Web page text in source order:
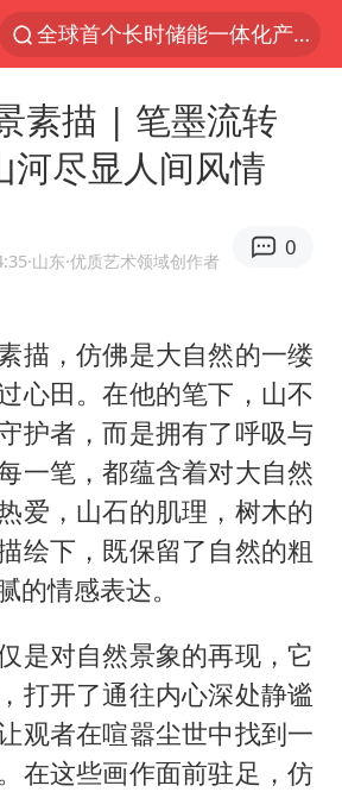
全球首个长时储能一体化产业园量产
“秋天的第一杯奶茶”6岁了
中巨芯：上半年归母净利润1405.77万元
国乒男单横滨冠军赛全军覆没
U17国足三连胜晋级明日之星半决赛
胡彦斌获《歌手2026》歌王
胜宏科技：股票交易异常波动
美股存储板块集体大跌
日本试射“战斧”导弹，国防部回应
胡彦斌韩磊 谁帮谁
夯实基础开新局
素描 | 笔墨流转
河尽显人间风情
·山东·优质艺术领域创作者
0
描，仿佛是大自然的一缕
心田。在他的笔下，山不
护者，而是拥有了呼吸与
一笔，都蕴含着对大自然
爱，山石的肌理，树木的
绘下，既保留了自然的粗
的情感表达。
是对自然景象的再现，它
打开了通往内心深处静谧
观者在喧嚣尘世中找到一
在这些画作面前驻足，仿